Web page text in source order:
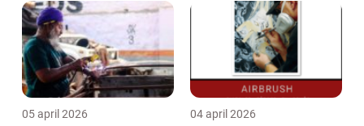
05 april 2026 04 april 2026